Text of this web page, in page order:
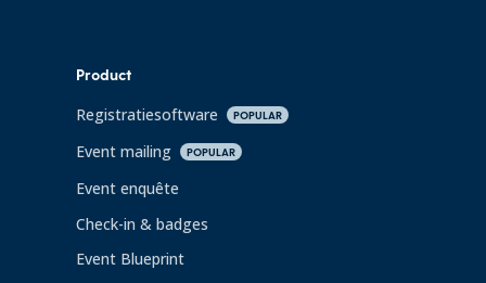
Product
Registratiesoftware POPULAR
Event mailing POPULAR
Event enquête
Check-in & badges
Event Blueprint